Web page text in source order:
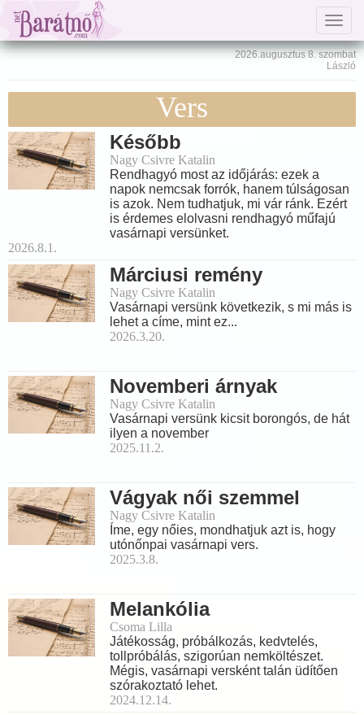
2026.augusztus 8. szombat
László
Vers
Később
Nagy Csivre Katalin
Rendhagyó most az időjárás: ezek a
napok nemcsak forrók, hanem túlságosan
is azok. Nem tudhatjuk, mi vár ránk. Ezért
is érdemes elolvasni rendhagyó műfajú
vasárnapi versünket.
2026.8.1.
Márciusi remény
Nagy Csivre Katalin
Vasárnapi versünk következik, s mi más is
lehet a címe, mint ez...
2026.3.20.
Novemberi árnyak
Nagy Csivre Katalin
Vasárnapi versünk kicsit borongós, de hát
ilyen a november
2025.11.2.
Vágyak női szemmel
Nagy Csivre Katalin
Íme, egy nőies, mondhatjuk azt is, hogy
utónőnpai vasárnapi vers.
2025.3.8.
Melankólia
Csoma Lilla
Játékosság, próbálkozás, kedvtelés,
tollpróbálás, szigorúan nemköltészet.
Mégis, vasárnapi versként talán üdítően
szórakoztató lehet.
2024.12.14.